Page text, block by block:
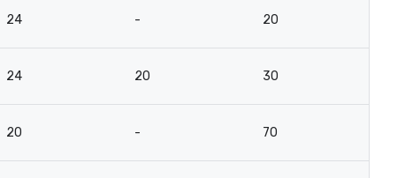
24 - 20
24 20 30
20 - 70